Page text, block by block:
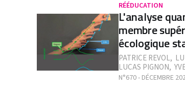
RÉÉDUCATION
L'analyse
membre
écologique
PATRICE REVOL,
LUCAS PIGNON,
N°670 - DÉCEMBRE